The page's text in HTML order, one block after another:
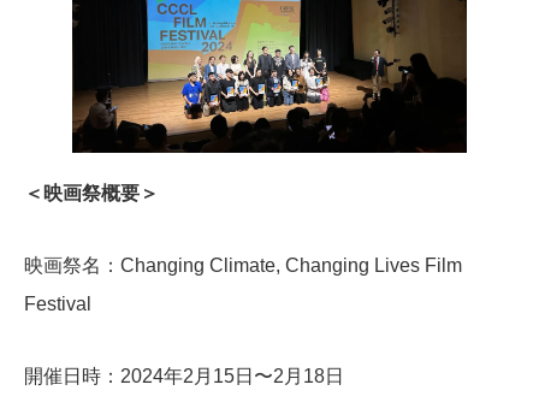
＜映画祭概要＞
映画祭名：Changing Climate, Changing Lives Film
Festival
開催日時：2024年2月15日〜2月18日